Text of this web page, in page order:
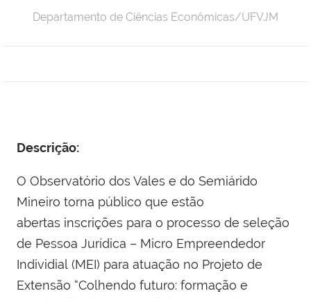
Departamento de Ciências Econômicas/UFVJM
Descrição:
O Observatório dos Vales e do Semiárido
Mineiro torna público que estão
abertas inscrições para o processo de seleção
de Pessoa Jurídica – Micro Empreendedor
Individial (MEI) para atuação no Projeto de
Extensão “Colhendo futuro: formação e